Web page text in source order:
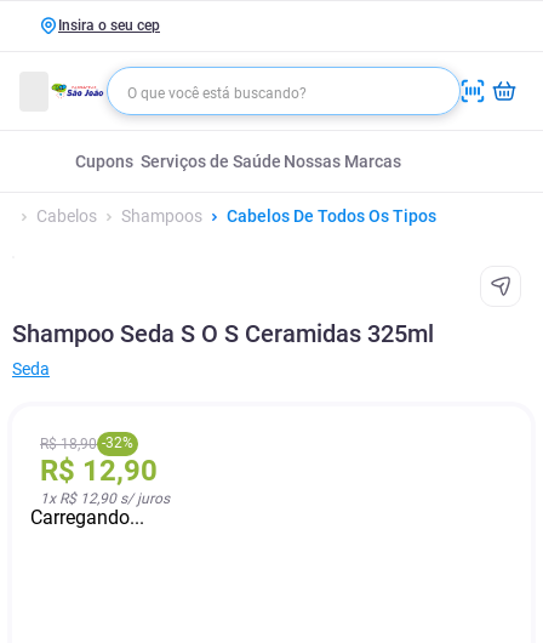
Insira o seu cep
Cupons Serviços de Saúde Nossas Marcas
Cabelos Shampoos Cabelos De Todos Os Tipos
Shampoo Seda S O S Ceramidas 325ml
Seda
R$ 18,90 -32%
R$ 12,90
1x R$ 12,90s/ juros
Carregando...